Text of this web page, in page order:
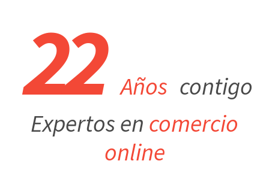
22 Años contigo
Expertos en comercio
online